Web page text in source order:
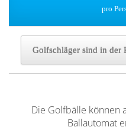
pro
Golfschläger sind in der
Die Golfbälle können
Ballautomat